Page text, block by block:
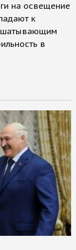
на освещение
к
в